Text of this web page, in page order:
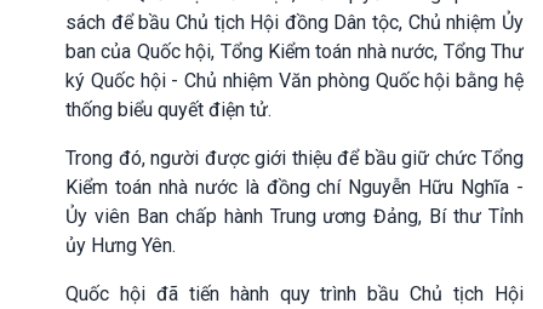
sách để bầu Chủ tịch Hội đồng Dân tộc, Chủ nhiệm Ủy
ban của Quốc hội, Tổng Kiểm toán nhà nước, TổngThư
ký Quốc hội- Chủ nhiệm Văn phòng Quốc hội bằng hệ
thống biểu quyết điện tử.
Trong đó, người được giới thiệu để bầu giữ chức Tổng
Kiểm toán nhà nước là đồng chí Nguyễn Hữu Nghĩa -
Ủy viên Ban chấp hành Trung ương Đảng, Bí thư Tỉnh
ủy Hưng Yên.
Quốc hội đã tiến hành quy trìnhbầu Chủ tịch Hội